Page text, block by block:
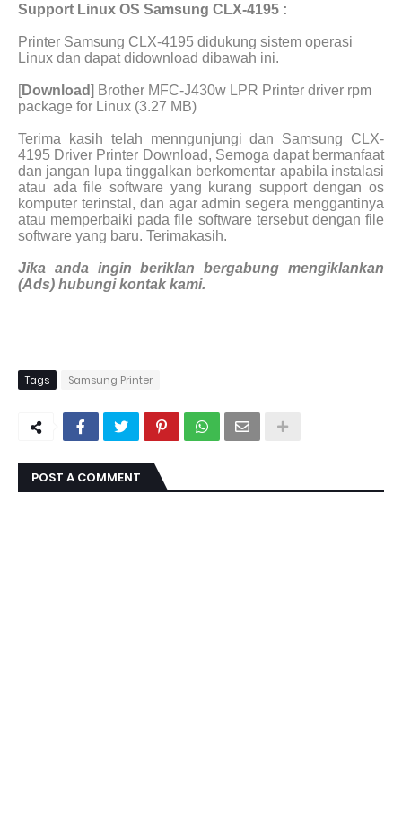
Support Linux OS Samsung CLX-4195 :
Printer Samsung CLX-4195 didukung sistem operasi
Linux dan dapat didownload dibawah ini.
[Download] Brother MFC-J430w LPR Printer driver rpm
package for Linux (3.27 MB)
Terima kasih telah menngunjungi dan Samsung CLX-
4195 Driver Printer Download, Semoga dapat bermanfaat
dan jangan lupa tinggalkan berkomentar apabila instalasi
atau ada file software yang kurang support dengan os
komputer terinstal, dan agar admin segera menggantinya
atau memperbaiki pada file software tersebut dengan file
software yang baru. Terimakasih.
Jika anda ingin beriklan bergabung mengiklankan
(Ads) hubungi kontak kami.
Tags Samsung Printer
POST A COMMENT